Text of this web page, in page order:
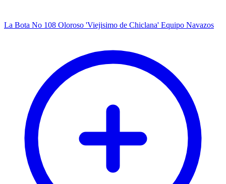
La Bota No 108 Oloroso 'Viejisimo de Chiclana' Equipo Navazos